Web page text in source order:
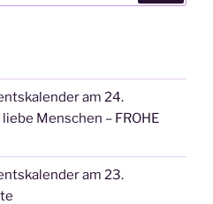
am 24.
Menschen – FROHE
am 23.